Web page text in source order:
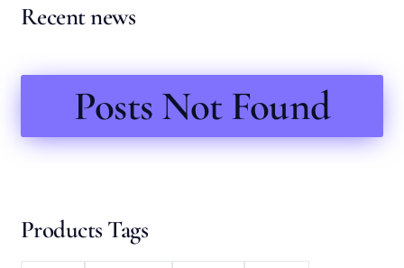
Recent news
Posts Not Found
Products Tags